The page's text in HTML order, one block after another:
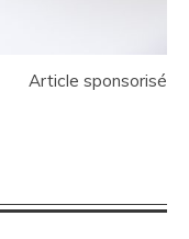
Article sponsorisé